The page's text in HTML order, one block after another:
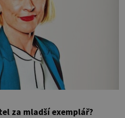
za mladší exemplář?